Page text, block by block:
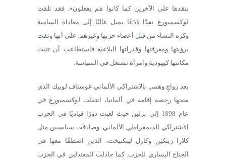
بنقدها على الآخرين كما كانوا هم يفعلون». فقد تلقت
لوكسمبورع نقدًا لاذعًا يميل غالبًا إلى معاداة السامية
وكره النساء من قبل أعضاء حزبها وغيرهم. على أنها وثقت
برؤيتها ومعرفتها وقدراتها البلاغية فاستطاعت أن تثبت
مكانتها كيهودية وامرأة تشتغل في السياسة.
بعد زواجٍ وهمي بالاشتراكي الألماني غوستاف لوبيك الذي
منحها رخصة إقامة في ألمانيا، انتقلت لوكسمبورغ في
عام 1898 إلى برلين حيث لعبت دورًا قياديًا في الحزب
الاشتراكي الديمقراطي الألماني. وصادقت سياسيين مثل
كلارا زيتكين وكارل ليبكنيخت، الذين اصطفّا معها في
الجناح اليساري للحزب. كما جادلت المعتدلين في الحزب